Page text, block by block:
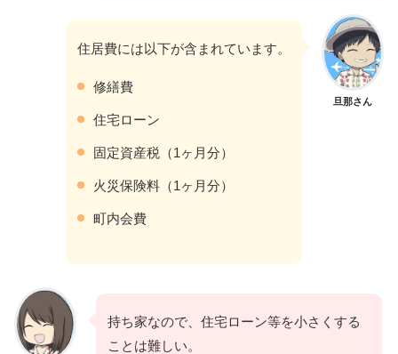
旦那さん
住居費には以下が含まれています。
修繕費
住宅ローン
固定資産税（1ヶ月分）
火災保険料（1ヶ月分）
町内会費
持ち家なので、住宅ローン等を小さくする
ことは難しい。